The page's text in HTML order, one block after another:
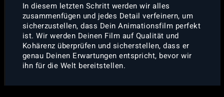
In diesem letzten Schritt werden wir alles
zusammenfügen und jedes Detail verfeinern, um
sicherzustellen, dass Dein Animationsfilm perfekt
ist. Wir werden Deinen Film auf Qualität und
Kohärenz überprüfen und sicherstellen, dass er
genau Deinen Erwartungen entspricht, bevor wir
ihn für die Welt bereitstellen.